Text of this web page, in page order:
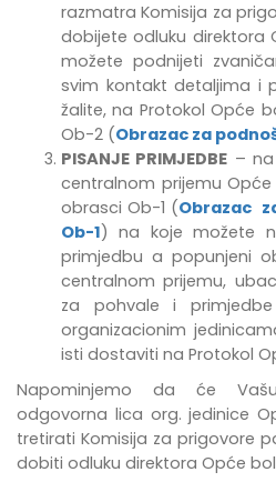
razmatra Komisija za
dobijete odluku direktora
možete podnijeti
svim kontakt detaljima i
žalite, na Protokol Opće
Ob-2 (Obrazac za
PISANJE PRIMJEDBE –
centralnom prijemu Opće
obrasci Ob-1 (Obrazac
Ob-1) na koje možete
primjedbu a popunjeni
centralnom prijemu,
za pohvale i primjedbe
organizacionim
isti dostaviti na Protokol
Napominjemo da će
odgovorna lica org. jedinice
tretirati Komisija za prigovore
dobiti odluku direktora Opće